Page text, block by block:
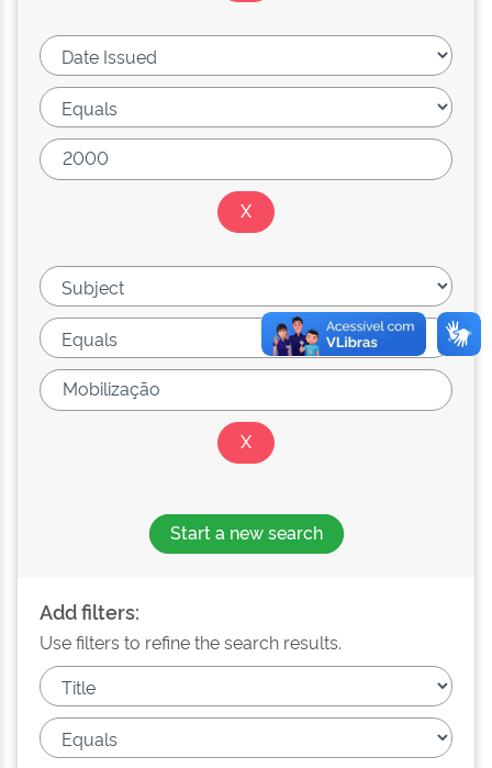
Start a new search
Add filters:
Use filters to refine the search results.